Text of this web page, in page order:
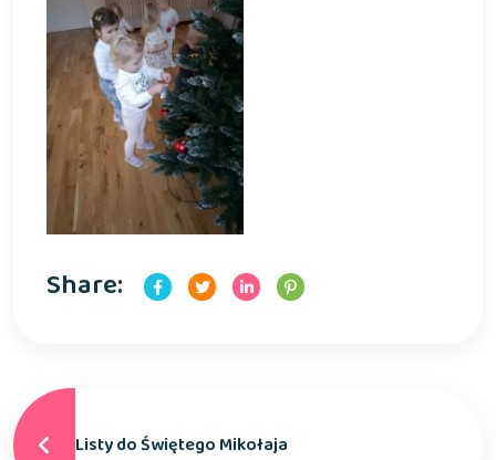
Share:
Listy do Świętego Mikołaja